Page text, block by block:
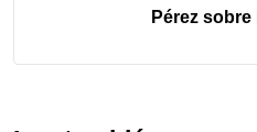
Pérez